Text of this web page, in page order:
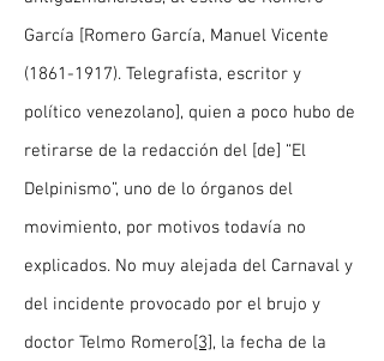
García [Romero García, Manuel Vicente
(1861-1917). Telegrafista, escritor y
político venezolano], quien a poco hubo de
retirarse de la redacción del [de] “El
Delpinismo”, uno de lo órganos del
movimiento, por motivos todavía no
explicados. No muy alejada del Carnaval y
del incidente provocado por el brujo y
doctor Telmo Romero[3], la fecha de la